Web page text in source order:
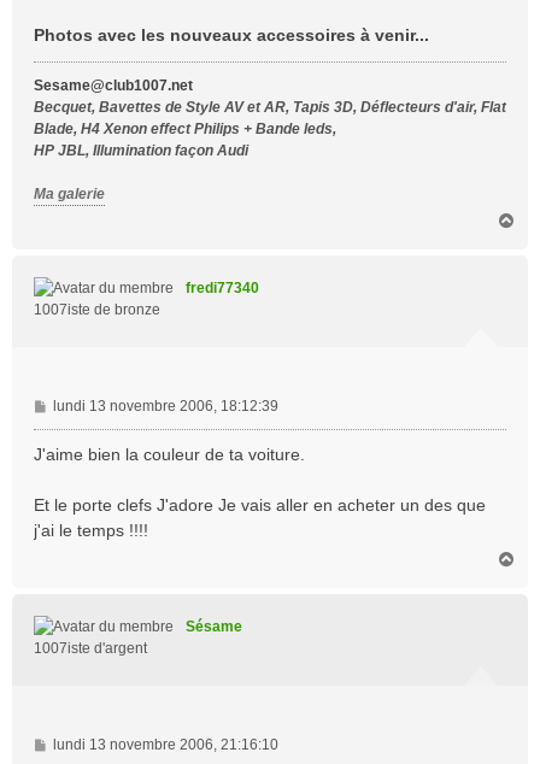
Photos avec les nouveaux accessoires à venir...
Sesame@club1007.net
Becquet, Bavettes de Style AV et AR, Tapis 3D, Déflecteurs d'air, Flat
Blade, H4 Xenon effect Philips + Bande leds,
HP JBL, Illumination façon Audi
Ma galerie
fredi77340
1007iste de bronze
M
e
s
g
e
lundi 13 novembre 2006, 18:12:39
J'aime bien la couleur de ta voiture.
Et le porte clefs J'adore Je vais aller en acheter un des que
j'ai le temps !!!!
Sésame
1007iste d'argent
Mlundi 13 novembre 2006, 21:16:10